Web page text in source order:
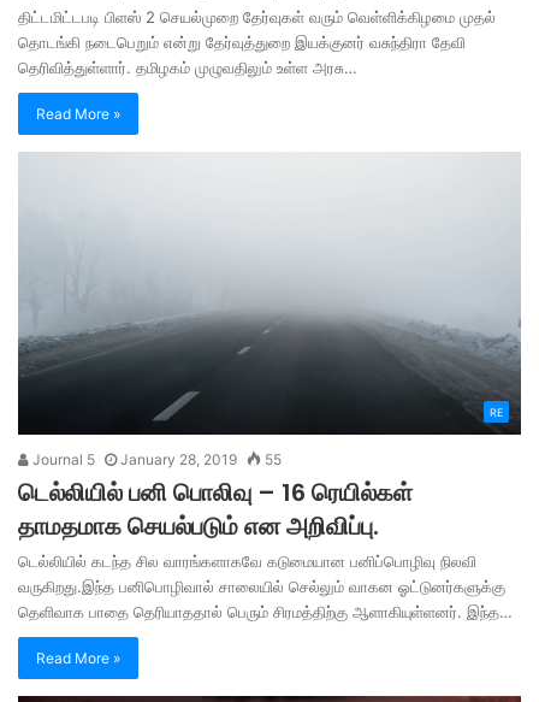
திட்டமிட்டபடி பிளஸ் 2 செயல்முறை தேர்வுகள் வரும் வெள்ளிக்கிழமை முதல்
தொடங்கி நடைபெறும் என்று தேர்வுத்துறை இயக்குனர் வசுந்திரா தேவி
தெரிவித்துள்ளார். தமிழகம் முழுவதிலும் உள்ள அரசு…
Read More »
RE
Journal 5 January 28, 2019 55
டெல்லியில் பனி பொலிவு – 16 ரெயில்கள்
தாமதமாக செயல்படும் என அறிவிப்பு.
டெல்லியில் கடந்த சில வாரங்களாகவே கடுமையான பனிப்பொழிவு நிலவி
வருகிறது.இந்த பனிபொழிவால் சாலையில் செல்லும் வாகன ஓட்டுனர்களுக்கு
தெளிவாக பாதை தெரியாததால் பெரும் சிரமத்திற்கு ஆளாகியுள்ளனர். இந்த…
Read More »